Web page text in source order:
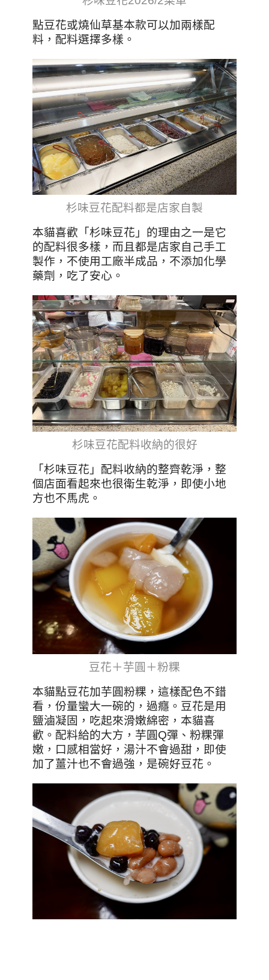
點豆花或燒仙草基本款可以加兩樣配
料，配料選擇多樣 。
杉味豆花配料都是店家自製
本貓喜歡「杉味豆花」的理由之一是它
的配料很多樣，而且都是店家自己手工
製作，不使用工廠半成品，不添加化學
藥劑，吃了安心。
杉味豆花配料收納的很好
「杉味豆花」配料收納的整齊乾淨，整
個店面看起來也很衛生乾淨，即使小地
方也不馬虎。
豆花＋芋圓＋粉粿
本貓點豆花加芋圓粉粿，這樣配色不錯
看，份量蠻大一碗的，過癮。豆花是用
鹽滷凝固，吃起來滑嫩綿密，本貓喜
歡。配料給的大方，芋圓Q彈、粉粿彈
嫩，口感相當好，湯汁不會過甜，即使
加了薑汁也不會過強，是碗好豆花。